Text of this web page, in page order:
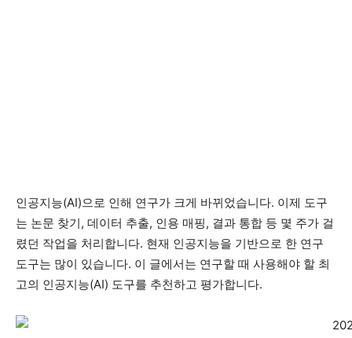
인공지능(AI)으로 인해 연구가 크게 바뀌었습니다. 이제 도구
는 논문 찾기, 데이터 추출, 인용 매핑, 결과 통합 등 몇 주가 걸
렸던 작업을 처리합니다. 현재 인공지능을 기반으로 한 연구
도구는 많이 있습니다. 이 글에서는 연구할 때 사용해야 할 최
고의 인공지능(AI) 도구를 추천하고 평가합니다.